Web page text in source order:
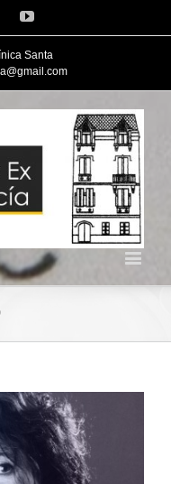
Youtube
Santa